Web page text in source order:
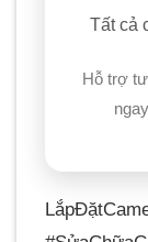
Tất cả
Hỗ trợ